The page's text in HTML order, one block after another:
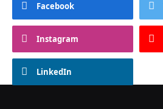
Facebook
Instagram
LinkedIn